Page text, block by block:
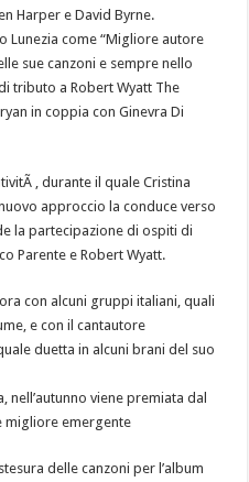
Harper e David Byrne.
Lunezia come “Migliore autore
sue canzoni e sempre nello
tributo a Robert Wyatt The
in coppia con Ginevra Di
, durante il quale Cristina
approccio la conduce verso
la partecipazione di ospiti di
Parente e Robert Wyatt.
con alcuni gruppi italiani, quali
e con il cantautore
duetta in alcuni brani del suo
nell’autunno viene premiata dal
migliore emergente
delle canzoni per l’album